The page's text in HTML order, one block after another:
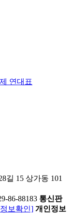
연대표
길 15 상가동 101
86-88183 통신판
보확인] 개인정보